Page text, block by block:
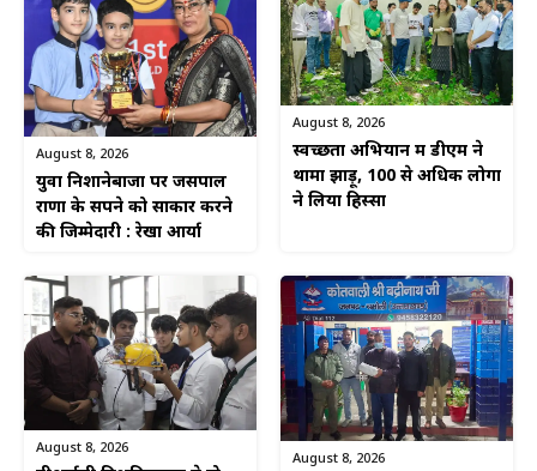
August 8, 2026
युवा निशानेबाजों पर जसपाल
राणा के सपने को साकार करने
की जिम्मेदारी : रेखा आर्या
August 8, 2026
स्वच्छता अभियान में डीएम ने
थामा झाड़ू, 100 से अधिक लोगों
ने लिया हिस्सा
August 8, 2026
August 8, 2026